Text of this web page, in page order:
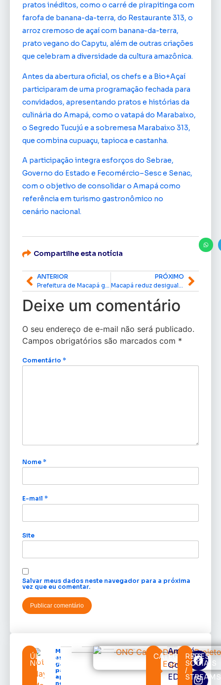
pratos inéditos, como o carré de pirapitinga com
farofa de banana-da-terra, do Restaurante 313, o
arroz cremoso de açaí com banana-da-terra,
prato vegano do Capytu, além de outras criações
que celebram a diversidade da cultura amazônica.
Antes da abertura oficial, os chefs e a Bio+Açaí
participaram de uma programação fechada para
convidados, apresentando pratos e histórias da
culinária do Amapá, como o vatapá do Marabaixo,
o Segredo Tucujú e a sobremesa Marabaixo 313,
que combina cupuaçu, tapioca e castanha.
A participação integra esforços do Sebrae,
Governo do Estado e Fecomércio–Sesc e Senac,
com o objetivo de consolidar o Amapá como
referência em turismo gastronômico no
cenário nacional.
Compartilhe esta notícia
ANTERIOR
PRÓXIMO
Deixe um comentário
O seu endereço de e-mail não será publicado.
Campos obrigatórios são marcados com *
Comentário *
Nome *
E-mail *
Site
Salvar meus dados neste navegador para a próxima
vez que eu comentar.
ÚLTIMAS
NOTÍCIAS
Mais de 40
empreendedores
ganham espaço
para vender e
apresentar seus
negócios na
CATEGORIAS
Amapá
Cortes
EDcast
REDES
SOCIAIS
/
STREAMS